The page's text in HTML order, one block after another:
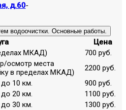
д.60-
водоочистки. Основные работы.
Цена
МКАД)
700 руб.
осмотр места
в пределах МКАД)
2200 руб.
10 км.
900 руб.
20 км.
1100 руб.
30 км.
1300 руб.